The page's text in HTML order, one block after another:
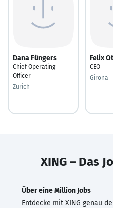
Dana Füngers
Chief Operating
Officer
Zürich
Felix
CEO
Girona
XING – Das
Über eine Million Jobs
Entdecke mit XING genau